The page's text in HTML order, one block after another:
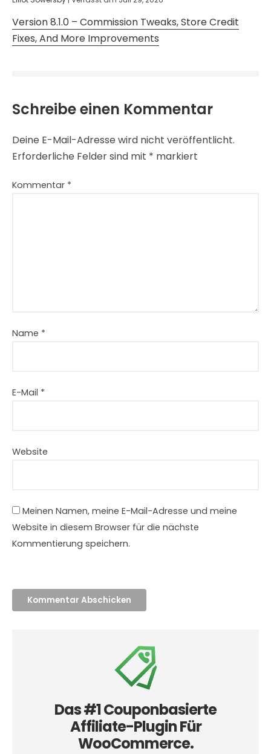
Version 8.1.0 – Commission Tweaks, Store Credit
Fixes, And More Improvements
Schreibe einen Kommentar
Deine E-Mail-Adresse wird nicht veröffentlicht.
Erforderliche Felder sind mit * markiert
Kommentar *
Name *
E-Mail *
Website
Meinen Namen, meine E-Mail-Adresse und meine
Website in diesem Browser für die nächste
Kommentierung speichern.
Das #1 Couponbasierte
Affiliate-Plugin Für
WooCommerce.